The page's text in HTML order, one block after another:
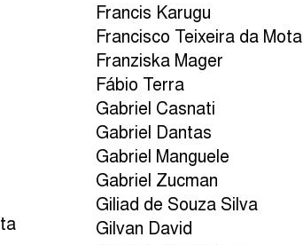
Francis Karugu
Francisco Teixeira da Mota
Franziska Mager
Fábio Terra
Gabriel Casnati
Gabriel Dantas
Gabriel Manguele
Gabriel Zucman
Giliad de Souza Silva
Gilvan David